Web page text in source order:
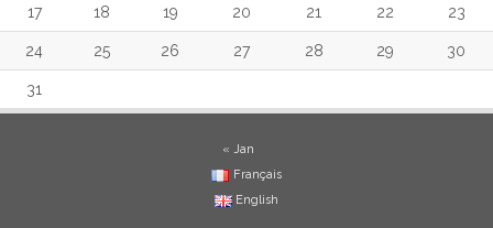
17 18 19 20 21 22 23
24 25 26 27 28 29 30
31
« Jan
Français
English